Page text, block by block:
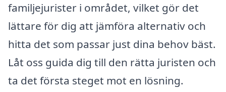
familjejurister i området, vilket gör det
lättare för dig att jämföra alternativ och
hitta det som passar just dina behov bäst.
Låt oss guida dig till den rätta juristen och
ta det första steget mot en lösning.